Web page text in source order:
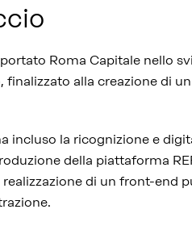
Roma Capitale nello
finalizzato alla creazione di
incluso la ricognizione e
della piattaforma
di un front-end